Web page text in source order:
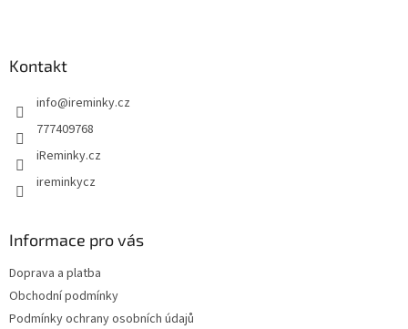
Kontakt
info@ireminky.cz
777409768
iReminky.cz
ireminkycz
Informace pro vás
Doprava a platba
Obchodní podmínky
Podmínky ochrany osobních údajů